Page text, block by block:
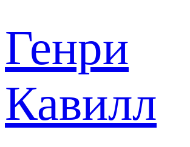
Генри
Кавилл